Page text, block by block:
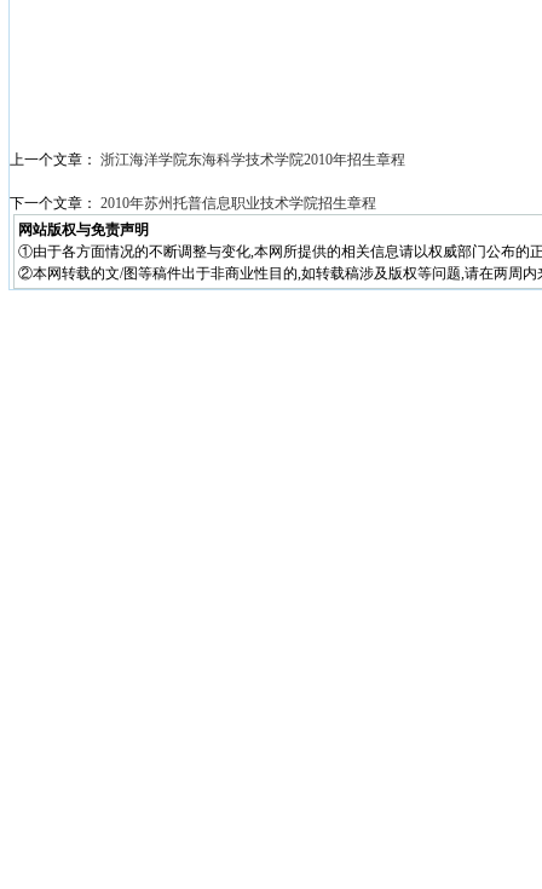
上一个文章： 浙江海洋学院东海科学技术学院2010年招生章程
下一个文章： 2010年苏州托普信息职业技术学院招生章程
网站版权与免责声明
①由于各方面情况的不断调整与变化,本网所提供的相关信息请以权威部门公布的
②本网转载的文/图等稿件出于非商业性目的,如转载稿涉及版权等问题,请在两周内